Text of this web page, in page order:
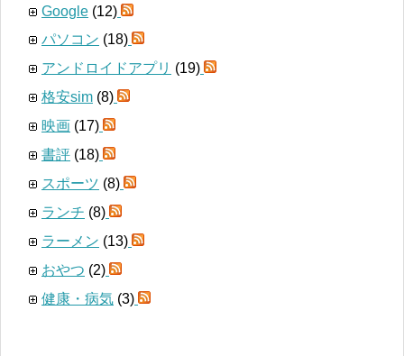
Google (12)
パソコン (18)
アンドロイドアプリ (19)
格安sim (8)
映画 (17)
書評 (18)
スポーツ (8)
ランチ (8)
ラーメン (13)
おやつ (2)
健康・病気 (3)